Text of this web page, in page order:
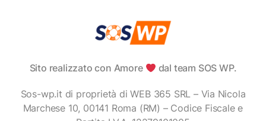
Sito realizzato con Amore dal team SOS WP.
Sos-wp.it di proprietà di WEB 365 SRL – Via Nicola
Marchese 10, 00141 Roma (RM) – Codice Fiscale e